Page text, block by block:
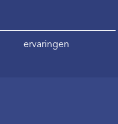
ervaringen